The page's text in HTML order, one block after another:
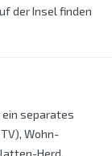
der Insel finden
ein separates
Wohn-
Herd,